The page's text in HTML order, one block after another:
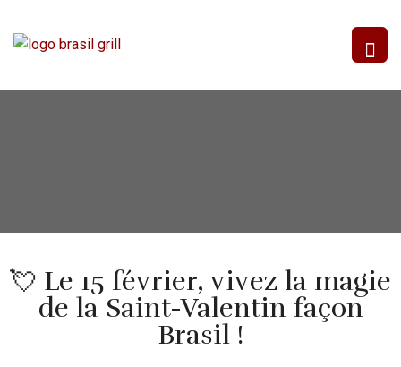
💘 Le 15 février, vivez la magie
de la Saint-Valentin façon
Brasil !